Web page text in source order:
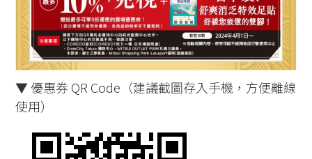
▼ 優惠券 QR Code（建議截圖存入手機，方便離線
使用）